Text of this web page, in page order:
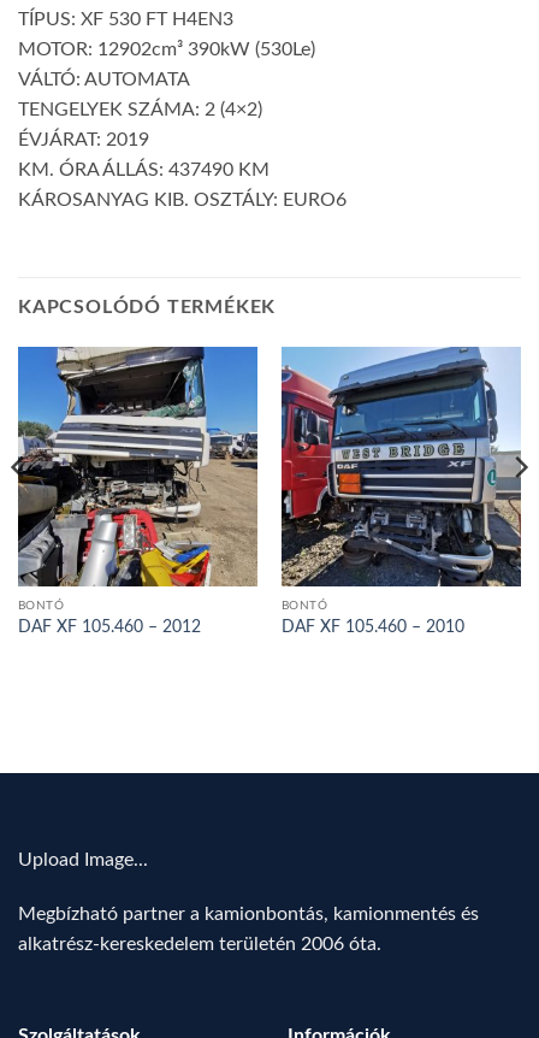
TÍPUS: XF 530 FT H4EN3
MOTOR: 12902cm³ 390kW (530Le)
VÁLTÓ: AUTOMATA
TENGELYEK SZÁMA: 2 (4×2)
ÉVJÁRAT: 2019
KM. ÓRA ÁLLÁS: 437490 KM
KÁROSANYAG KIB. OSZTÁLY: EURO6
KAPCSOLÓDÓ TERMÉKEK
BONTÓ
DAF XF 105.460 – 2012
BONTÓ
DAF XF 105.460 – 2010
Upload Image...
Megbízható partner a kamionbontás, kamionmentés és
alkatrész-kereskedelem területén 2006 óta.